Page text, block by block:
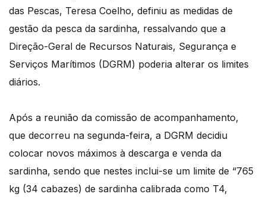
das Pescas, Teresa Coelho, definiu as medidas de
gestão da pesca da sardinha, ressalvando que a
Direção-Geral de Recursos Naturais, Segurança e
Serviços Marítimos (DGRM) poderia alterar os limites
diários.
Após a reunião da comissão de acompanhamento,
que decorreu na segunda-feira, a DGRM decidiu
colocar novos máximos à descarga e venda da
sardinha, sendo que nestes inclui-se um limite de “765
kg (34 cabazes) de sardinha calibrada como T4,